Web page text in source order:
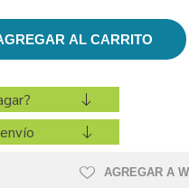
AGREGAR A